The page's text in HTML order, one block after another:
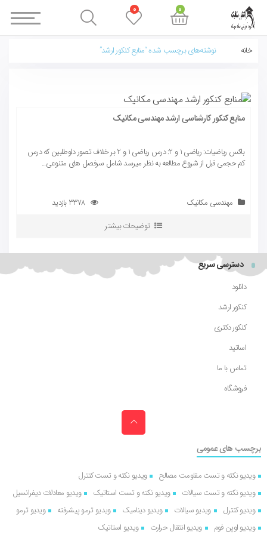
خانه نوشته‌های برچسب شده “منابع کنکور ارشد”
منابع کنکور کارشناسی ارشد مهندسی مکانیک
باکس ریاضیات: ریاضی 1 و 2: درس ریاضی 1 و 2 بر خلاف تصور داوطلبین که درس
کم حجمی قبل از شروع مطالعه به نظر میرسد شامل سرفصل های متنوعی...
مهندسی مکانیک
توضیحات بیشتر
دسترسی سریع
دانلود
کنکور ارشد
کنکور دکتری
اساتید
تماس با ما
فروشگاه
برچسب های عمومی
ویدیو نکته و تست مقاومت مصالح
ویدیو نکته و تست کنترل
ویدیو نکته و تست سیالات
ویدیو نکته و تست استاتیک
ویدیو معادلات دیفرانسیل
ویدیو کنترل
ویدیو سیالات ویدیو دینامیک ویدیو ترمو پیشرفته
ویدیو ترمو
ویدیو اوپن فوم
ویدیو انتقال حرارت ویدیو استاتیک
0
0